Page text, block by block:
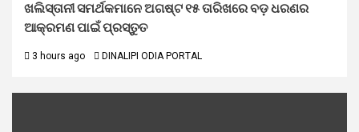
ଖଲିସ୍ତାନୀ ସମର୍ଥକମାନେ ଅଗଷ୍ଟ ୧୫ ତାରିଖରେ ବଡ଼ ଧରଣର
ଆକ୍ରମଣ ପାଇଁ ପ୍ରସ୍ତୁତ
3 hours ago DINALIPI ODIA PORTAL